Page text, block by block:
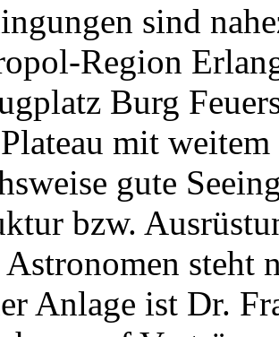
sind
Region
Burg
mit
gute
bzw.
steht
Anlage ist Dr.